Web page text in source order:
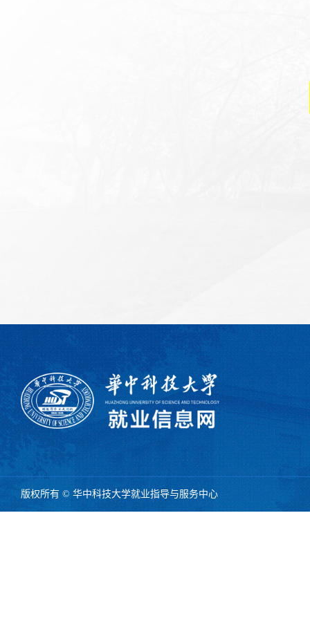
版权所有 © 华中科技大学就业指导与服务中心